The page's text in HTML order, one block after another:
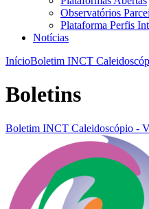
Observatórios
Plataforma Perfis
Notícias
InícioBoletim INCT
Boletins
Boletim INCT Caleidoscópio -